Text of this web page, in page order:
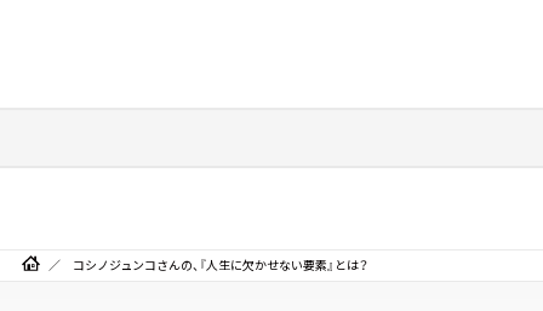
コシノジュンコさんの、『人生に欠かせない要素』とは？